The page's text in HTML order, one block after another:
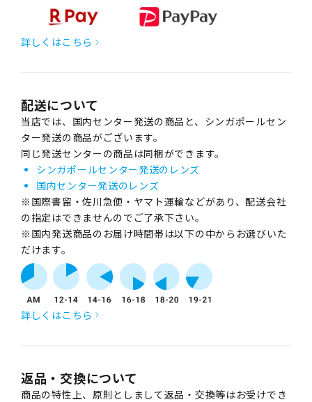
詳しくはこちら
配送について
当店では、国内センター発送の商品と、シンガポールセン
ター発送の商品がございます。
同じ発送センターの商品は同梱ができます。
シンガポールセンター発送のレンズ
国内センター発送のレンズ
※国際書留・佐川急便・ヤマト運輸などがあり、配送会社
の指定はできませんのでご了承下さい。
※国内発送商品のお届け時間帯は以下の中からお選びいた
だけます。
詳しくはこちら
返品・交換について
商品の特性上、原則としまして返品・交換等はお受けでき